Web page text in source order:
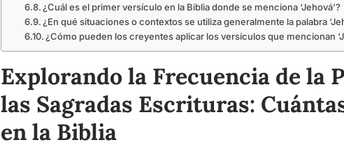
¿Cuál es el primer versículo en la Biblia donde se menciona ‘Jehová’?
¿En qué situaciones o contextos se utiliza generalmente la palabra
¿Cómo pueden los creyentes aplicar los versículos que mencionan
Explorando la Frecuencia de la
las Sagradas Escrituras:
en la Biblia